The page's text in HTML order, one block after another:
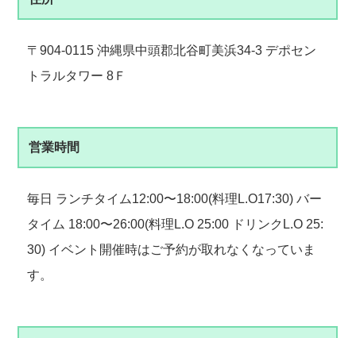
〒904-0115 沖縄県中頭郡北谷町美浜34-3 デポセン
トラルタワー 8Ｆ
営業時間
毎日 ランチタイム12:00〜18:00(料理L.O17:30) バー
タイム 18:00〜26:00(料理L.O 25:00 ドリンクL.O 25:
30) イベント開催時はご予約が取れなくなっていま
す。